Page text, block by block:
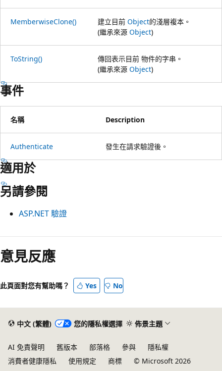
MemberwiseClone() 建立目前 Object的淺層複本。
(繼承來源 Object)
ToString()
傳回表示目前 物件的字串。
(繼承來源 Object)
事件
名稱 Description
Authenticate 發生在請求驗證後。
適用於
另請參閱
ASP.NET 驗證
意見反應
此頁面對您有幫助嗎？ Yes No
中文 (繁體) 您的隱私權選擇 佈景主題
AI 免責聲明 舊版本 部落格 參與
隱私權
消費者健康隱私
使用規定 商標 © Microsoft 2026